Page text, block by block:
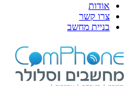
אודות
צרו קשר
בניית מחשב